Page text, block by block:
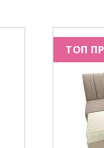
ТОП